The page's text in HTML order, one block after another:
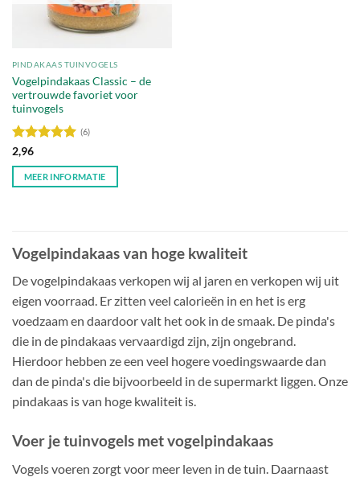
PINDAKAAS TUINVOGELS
Vogelpindakaas Classic – de
vertrouwde favoriet voor
tuinvogels
Waardering
5uit 5
(6)
2,96
MEER INFORMATIE
Vogelpindakaas van hoge kwaliteit
De vogelpindakaas verkopen wij al jaren en verkopen wij uit
eigen voorraad. Er zitten veel calorieën in en het is erg
voedzaam en daardoor valt het ook in de smaak. De pinda's
die in de pindakaas vervaardigd zijn, zijn ongebrand.
Hierdoor hebben ze een veel hogere voedingswaarde dan
dan de pinda's die bijvoorbeeld in de supermarkt liggen. Onze
pindakaas is van hoge kwaliteit is.
Voer je tuinvogels met vogelpindakaas
Vogels voeren zorgt voor meer leven in de tuin. Daarnaast